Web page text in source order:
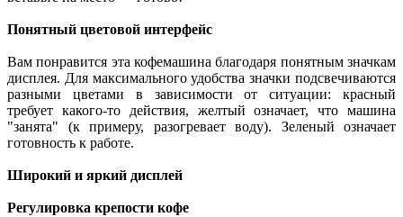
Понятный цветовой интерфейс
Вам понравится эта кофемашина благодаря понятным значкам
дисплея. Для максимального удобства значки подсвечиваются
разными цветами в зависимости от ситуации: красный
требует какого-то действия, желтый означает, что машина
"занята" (к примеру, разогревает воду). Зеленый означает
готовность к работе.
Широкий и яркий дисплей
Регулировка крепости кофе